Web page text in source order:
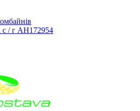
/ г AH172954